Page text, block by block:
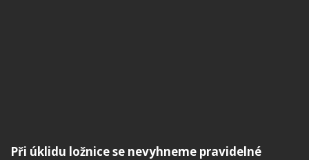
Při úklidu ložnice se nevyhneme pravidelné